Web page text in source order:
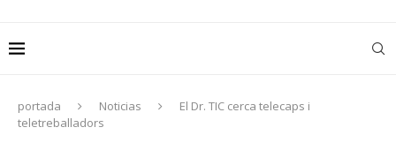
portada Noticias
El Dr. TIC cerca telecaps i
teletreballadors